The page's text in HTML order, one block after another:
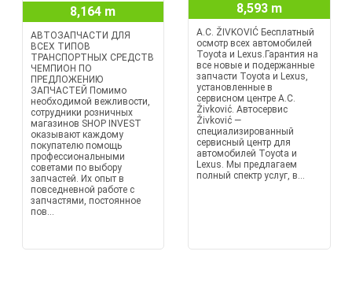
8,164 m
АВТОЗАПЧАСТИ ДЛЯ
ВСЕХ ТИПОВ
ТРАНСПОРТНЫХ СРЕДСТВ
ЧЕМПИОН ПО
ПРЕДЛОЖЕНИЮ
ЗАПЧАСТЕЙ Помимо
необходимой вежливости,
сотрудники розничных
магазинов SHOP INVEST
оказывают каждому
покупателю помощь
профессиональными
советами по выбору
запчастей. Их опыт в
повседневной работе с
запчастями, постоянное
пов...
8,593 m
A.C. ŽIVKOVIĆ Бесплатный
осмотр всех автомобилей
Toyota и Lexus.Гарантия на
все новые и подержанные
запчасти Toyota и Lexus,
установленные в
сервисном центре A.C.
Živković. Автосервис
Živković —
специализированный
сервисный центр для
автомобилей Toyota и
Lexus. Мы предлагаем
полный спектр услуг, в...